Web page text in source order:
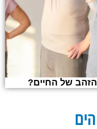
הזהב של החיים?